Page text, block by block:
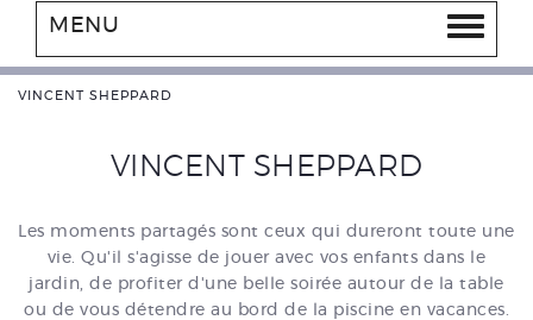
MENU
VINCENT SHEPPARD
VINCENT SHEPPARD
Les moments partagés sont ceux qui dureront toute une
vie. Qu'il s'agisse de jouer avec vos enfants dans le
jardin, de profiter d'une belle soirée autour de la table
ou de vous détendre au bord de la piscine en vacances.